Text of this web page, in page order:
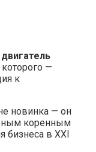
двигатель
—
к
новинка — он
коренным
бизнеса в XXI